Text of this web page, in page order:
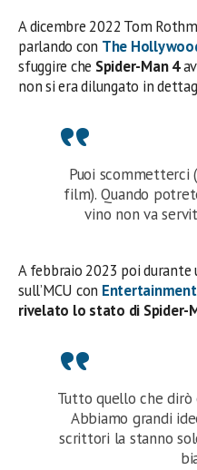
A dicembre 2022 Tom
parlando con The
sfuggire che Spider-Man 4
non si era dilungato in
Puoi scommetterci
film). Quando
vino non va
A febbraio 2023 poi
sull’MCU con
rivelato lo stato di Spider-
Tutto quello che dirò
Abbiamo grandi
scrittori la stanno